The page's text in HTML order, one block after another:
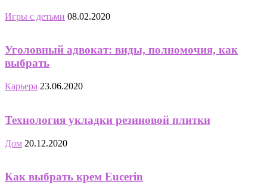
Игры с детьми 08.02.2020
Уголовный адвокат: виды, полномочия, как
выбрать
Карьера 23.06.2020
Технология укладки резиновой плитки
Дом 20.12.2020
Как выбрать крем Eucerin